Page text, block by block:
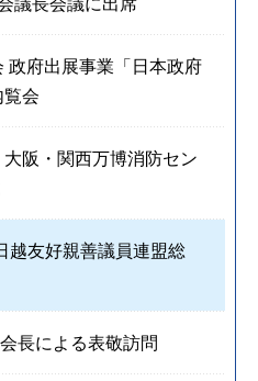
政府出展事業「日本政府
覧会
阪・関西万博消防セン
越友好親善議員連盟総
長による表敬訪問